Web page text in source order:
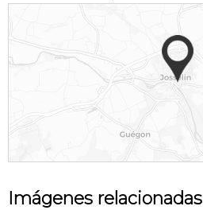
Imágenes relacionadas